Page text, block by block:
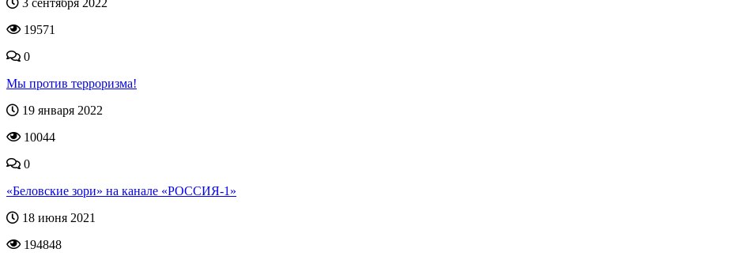
3 сентября 2022
19571
0
Мы против терроризма!
19 января 2022
10044
0
«Беловские зори» на канале «РОССИЯ-1»
18 июня 2021
194848